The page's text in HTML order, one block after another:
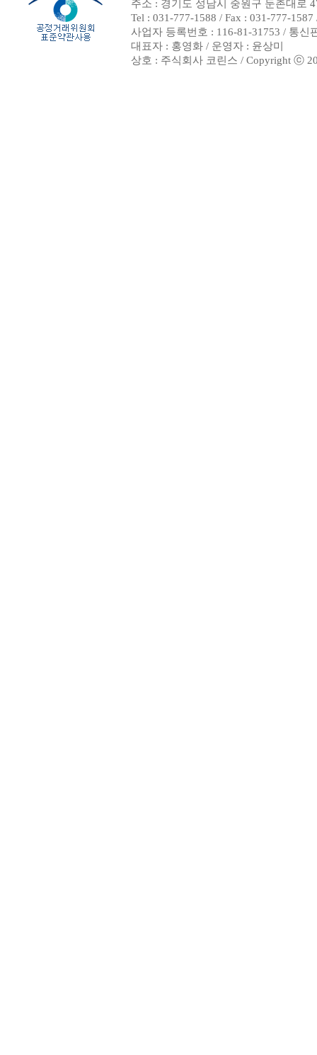
주소 : 경기도 성남시 중원구 둔촌대로
Tel : 031-777-1588 / Fax : 031-777-
사업자 등록번호 : 116-81-31753 / 통신
대표자 : 홍영화 / 운영자 : 윤상미
상호 : 주식회사 코린스 / Copyright ⓒ